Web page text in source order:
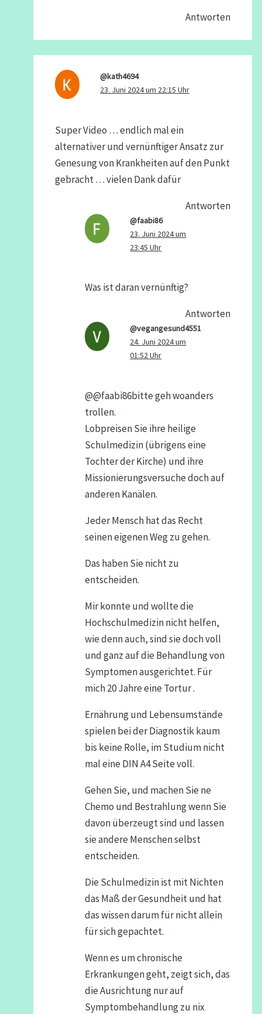
Antworten
@kath4694
23. Juni 2024 um 22:15 Uhr
Super Video … endlich mal ein
alternativer und vernünftiger Ansatz zur
Genesung von Krankheiten auf den Punkt
gebracht … vielen Dank dafür
Antworten
@faabi86
23. Juni 2024 um
23:45 Uhr
Was ist daran vernünftig?
Antworten
@vegangesund4551
24. Juni 2024 um
01:52 Uhr
​@@faabi86bitte geh woanders
trollen.
Lobpreisen Sie ihre heilige
Schulmedizin (übrigens eine
Tochter der Kirche) und ihre
Missionierungsversuche doch auf
anderen Kanälen.
Jeder Mensch hat das Recht
seinen eigenen Weg zu gehen.
Das haben Sie nicht zu
entscheiden.
Mir konnte und wollte die
Hochschulmedizin nicht helfen,
wie denn auch, sind sie doch voll
und ganz auf die Behandlung von
Symptomen ausgerichtet. Für
mich 20 Jahre eine Tortur .
Ernährung und Lebensumstände
spielen bei der Diagnostik kaum
bis keine Rolle, im Studium nicht
mal eine DIN A4 Seite voll.
Gehen Sie, und machen Sie ne
Chemo und Bestrahlung wenn Sie
davon überzeugt sind und lassen
sie andere Menschen selbst
entscheiden.
Die Schulmedizin ist mit Nichten
das Maß der Gesundheit und hat
das wissen darum für nicht allein
für sich gepachtet.
Wenn es um chronische
Erkrankungen geht, zeigt sich, das
die Ausrichtung nur auf
Symptombehandlung zu nix